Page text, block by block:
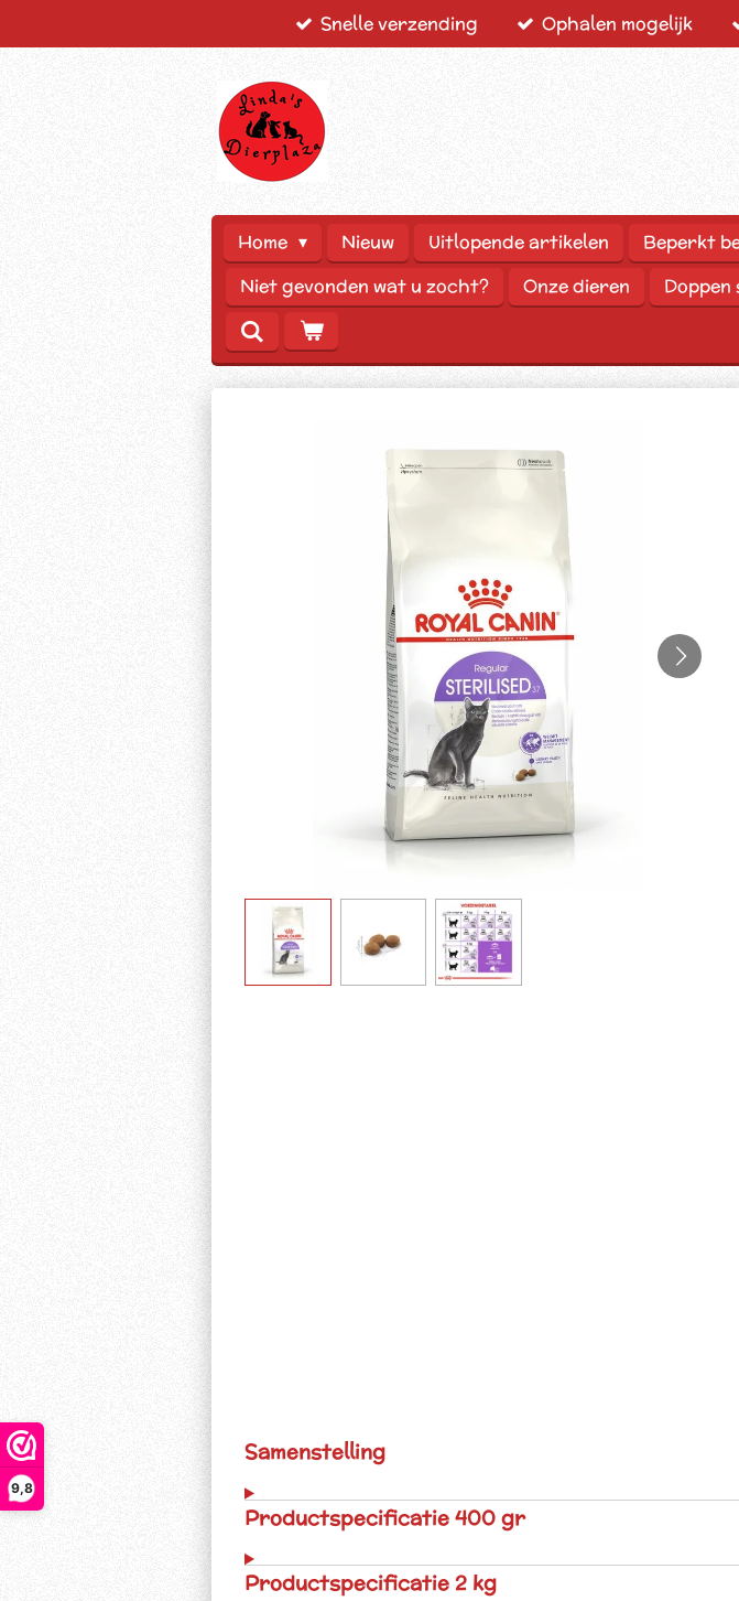
9,8
Snelle verzending Ophalen mogelijk
Home Nieuw Uitlopende artikelen Beperkt
Niet gevonden wat u zocht?
Onze dieren Doppen
Samenstelling
Productspecificatie 400 gr
Productspecificatie 2 kg